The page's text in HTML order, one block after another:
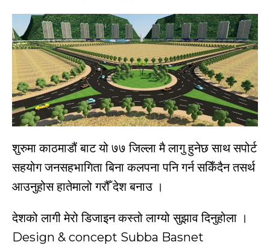
शुरुमा काठमाडौं बाट यो ७७ जिल्ला मै लागु हुनेछ साथ सपोर्ट
सहयोग जनसहभागिता बिना कलपना पनि गर्न सकिँदैन तसर्थ
आउनुहोस हातेमालो गरौँ देश बनाउ ।
देशको लागी मेरो डिजाइन कस्तो लाग्यो सुझाव दिनुहोला ।
Design & concept Subba Basnet